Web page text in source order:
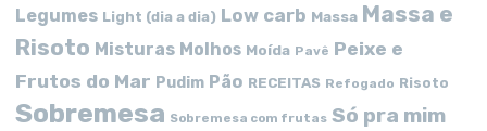
Legumes Light (dia a dia) Low carb Massa Massa e
Risoto Misturas Molhos Moída Pavê Peixe e
Frutos do Mar Pudim Pão RECEITAS Refogado Risoto
Sobremesa Sobremesa com frutas Só pra mim